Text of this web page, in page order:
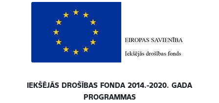
IEKŠĒJĀS DROŠĪBAS FONDA 2014.-2020. GADA
PROGRAMMAS